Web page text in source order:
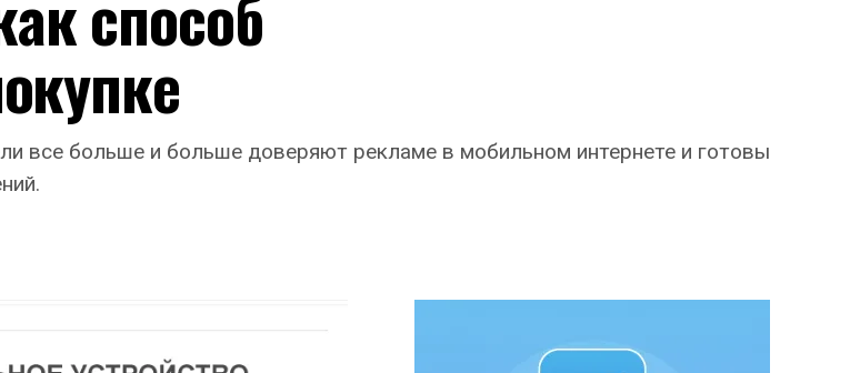
все больше и больше доверяют рекламе в мобильном интернете и готовы